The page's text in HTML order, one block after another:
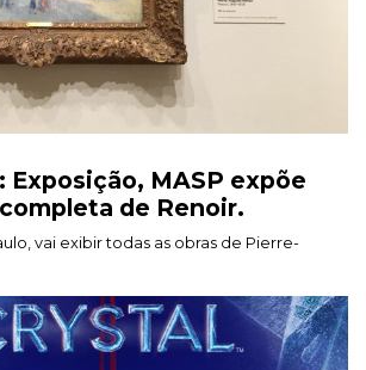
Exposição, MASP expõe
de Renoir.
vai exibir todas as obras de Pierre-